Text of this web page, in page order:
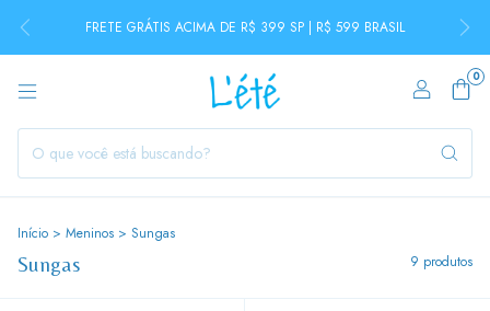
FRETE GRÁTIS ACIMA DE R$ 399 SP | R$ 599 BRASIL
0
Início > Meninos > Sungas
Sungas 9 produtos